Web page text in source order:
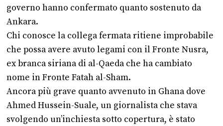
governo hanno confermato quanto sostenuto da
Ankara.
Chi conosce la collega fermata ritiene improbabile
che possa avere avuto legami con il Fronte Nusra,
ex branca siriana di al-Qaeda che ha cambiato
nome in Fronte Fatah al-Sham.
Ancora più grave quanto avvenuto in Ghana dove
Ahmed Hussein-Suale, un giornalista che stava
svolgendo un’inchiesta sotto copertura, è stato